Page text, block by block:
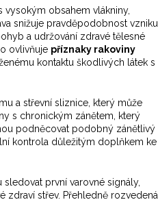
vysokým obsahem vlákniny,
snižuje pravděpodobnost vzniku
a udržování zdravé tělesné
ovlivňuje příznaky rakoviny
kontaktu škodlivých látek s
a střevní sliznice, který může
s chronickým zánětem, který
podněcovat podobný zánětlivý
kontrola důležitým doplňkem ke
první varovné signály,
zdraví střev. Přehledně rozvedená